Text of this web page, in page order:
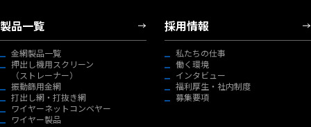
製品一覧
金網製品一覧
押出し機用スクリーン
（ストレーナー）
振動篩用金網
打出し網・打抜き網
ワイヤーネットコンベヤー
ワイヤー製品
採用情報
私たちの仕事
働く環境
インタビュー
福利厚生・社内制度
募集要項